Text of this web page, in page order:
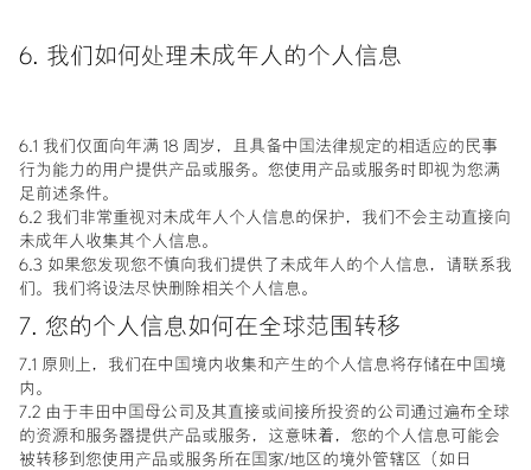
6. 我们如何处理未成年人的个人信息
6.1 我们仅面向年满 18 周岁，且具备中国法律规定的相适应的民事
行为能力的用户提供产品或服务。您使用产品或服务时即视为您满
足前述条件。
6.2 我们非常重视对未成年人个人信息的保护，我们不会主动直接向
未成年人收集其个人信息。
6.3 如果您发现您不慎向我们提供了未成年人的个人信息，请联系我
们。我们将设法尽快删除相关个人信息。
7. 您的个人信息如何在全球范围转移
7.1 原则上，我们在中国境内收集和产生的个人信息将存储在中国境
内。
7.2 由于丰田中国母公司及其直接或间接所投资的公司通过遍布全球
的资源和服务器提供产品或服务，这意味着，您的个人信息可能会
被转移到您使用产品或服务所在国家/地区的境外管辖区（如日